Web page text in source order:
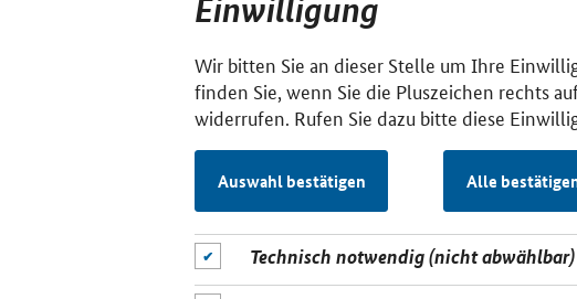
Wir bitten Sie an dieser Stelle um Ihre
finden Sie, wenn Sie die Pluszeichen rechts
widerrufen. Rufen Sie dazu bitte diese
Auswahl bestätigen Alle
Technisch notwendig (nicht abwählbar)